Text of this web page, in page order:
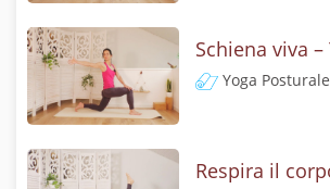
Yoga Posturale